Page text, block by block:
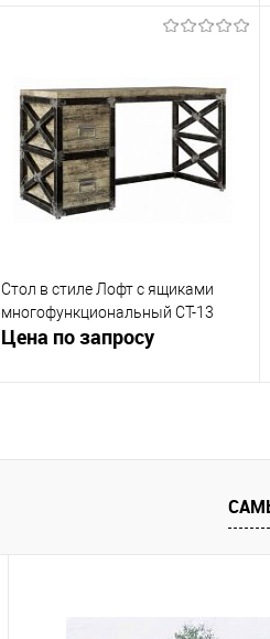
Купить в 1 клик
К сравнению
В избранное
Под заказ
Стол в стиле Лофт с ящиками
многофункциональный СТ-13
Цена по запросу